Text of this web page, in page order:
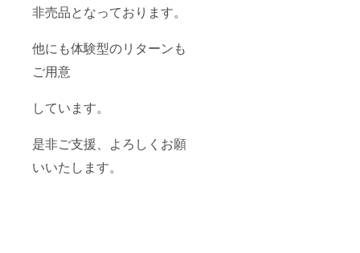
非売品となっております。
他にも体験型のリターンも
ご用意
しています。
是非ご支援、よろしくお願
いいたします。